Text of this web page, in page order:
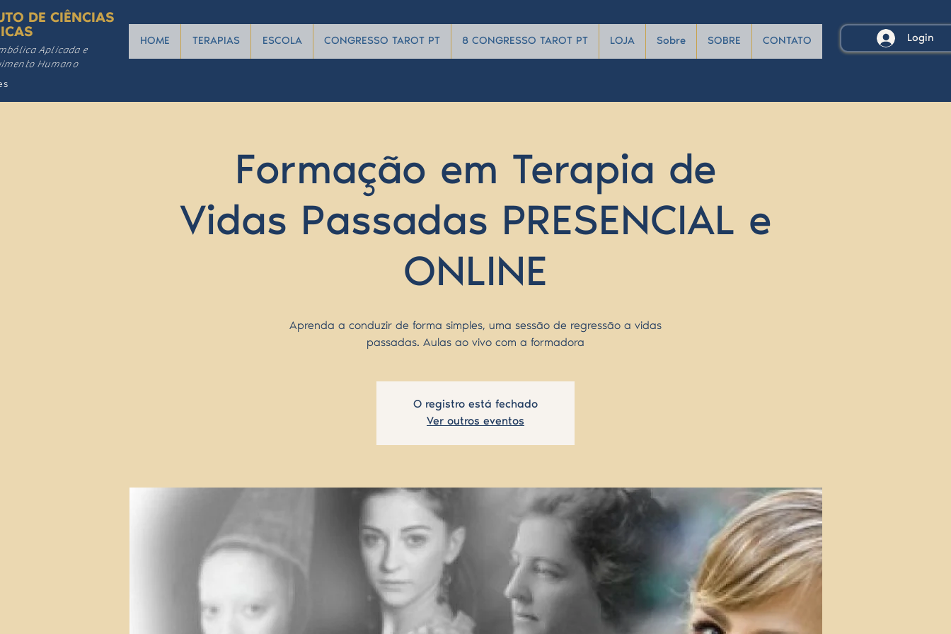
DE CIÊNCIAS
Aplicada e
Humano
HOME TERAPIAS ESCOLA CONGRESSO TAROT PT 8 CONGRESSO TAROT PT LOJA Sobre SOBRE CONTATO Login
Formação em Terapia de
Vidas Passadas PRESENCIAL e
ONLINE
Aprenda a conduzir de forma simples, uma sessão de regressão a vidas
passadas. Aulas ao vivo com a formadora
O registro está fechado
Ver outros eventos